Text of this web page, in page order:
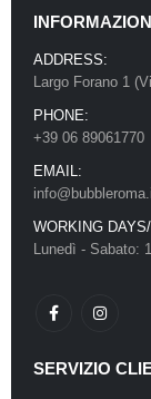
ADDRESS:
Largo Forano 1
PHONE:
+39 06 89061770
EMAIL:
WORKING
Lunedì - Sabato:
SERVIZIO